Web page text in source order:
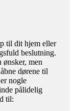
til dit hjem eller
beslutning.
ønsker, men
dørene til
nogle
pålidelig
til: